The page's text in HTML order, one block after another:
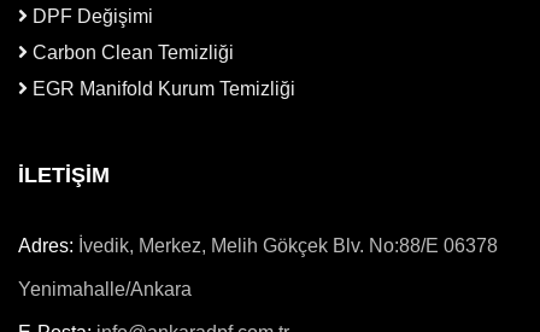
DPF Değişimi
Carbon Clean Temizliği
EGR Manifold Kurum Temizliği
İLETİŞİM
Adres: İvedik, Merkez, Melih Gökçek Blv. No:88/E 06378
Yenimahalle/Ankara